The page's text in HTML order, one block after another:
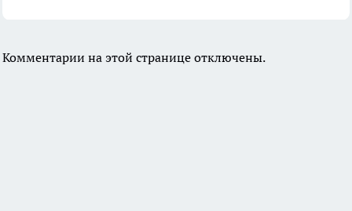
Комментарии на этой странице отключены.